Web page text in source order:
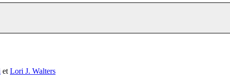
et Lori J. Walters